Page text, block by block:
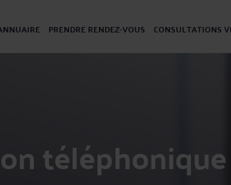
PRENDRE RENDEZ-VOUS CONSULTATIONS